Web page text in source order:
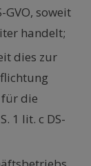
GVO, soweit
handelt;
dies zur
die
1 lit. c DS-